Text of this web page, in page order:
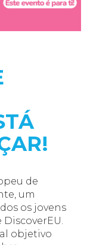
de
um
os jovens
objetivo